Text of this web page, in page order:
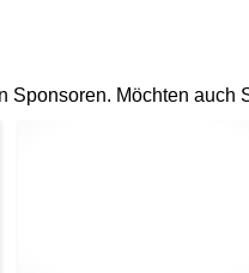
Sponsoren. Möchten auch